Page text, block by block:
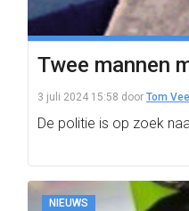
Twee mannen
3 juli 2024 15:58 door Tom
De politie is op zoek
NIEUWS